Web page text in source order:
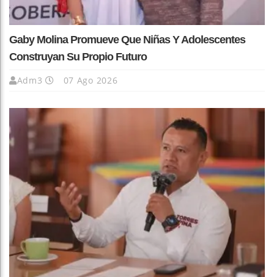
Gaby Molina Promueve Que Niñas Y Adolescentes
Construyan Su Propio Futuro
Adm3 07 Ago 2026